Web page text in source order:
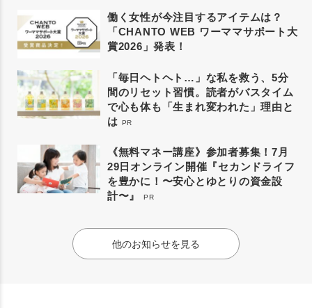
働く女性が今注目するアイテムは？
「CHANTO WEB ワーママサポート大
賞2026」発表！
「毎日ヘトヘト…」な私を救う、5分
間のリセット習慣。読者がバスタイム
で心も体も「生まれ変われた」理由と
は PR
《無料マネー講座》参加者募集！7月
29日オンライン開催『セカンドライフ
を豊かに！〜安心とゆとりの資金設
計〜』
PR
他のお知らせを見る